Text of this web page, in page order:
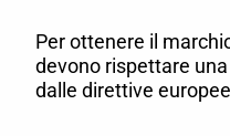
Per ottenere il
devono rispettare
dalle direttive